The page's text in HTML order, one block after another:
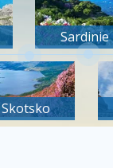
Sardinie
Skotsko